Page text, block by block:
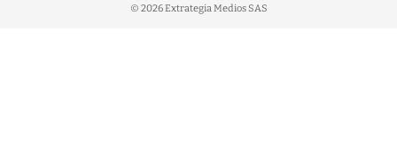
© 2026 Extrategia Medios SAS